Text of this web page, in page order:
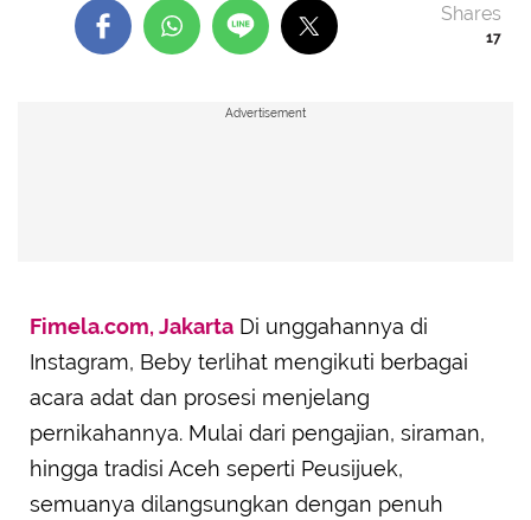
17
Shares
Advertisement
Fimela.com, Jakarta Di unggahannya di
Instagram, Beby terlihat mengikuti berbagai
acara adat dan prosesi menjelang
pernikahannya. Mulai dari pengajian, siraman,
hingga tradisi Aceh seperti Peusijuek,
semuanya dilangsungkan dengan penuh